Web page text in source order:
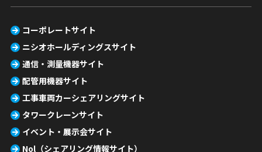
コーポレートサイト
ニシオホールディングスサイト
通信・測量機器サイト
配管用機器サイト
工事車両カーシェアリングサイト
タワークレーンサイト
イベント・展示会サイト
Nol（シェアリング情報サイト）